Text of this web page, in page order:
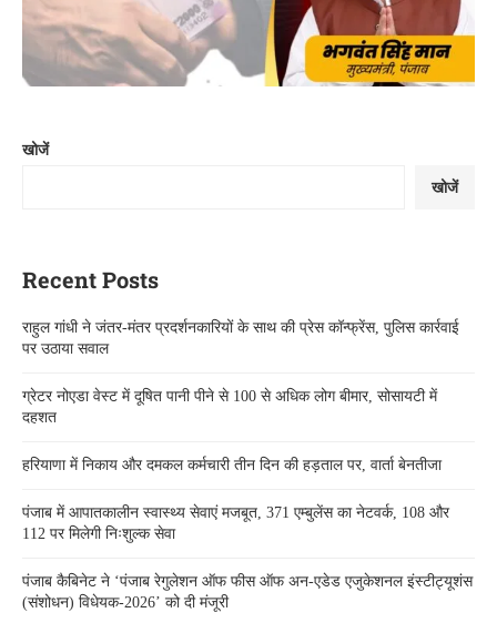
खोजें
खोजें
Recent Posts
राहुल गांधी ने जंतर-मंतर प्रदर्शनकारियों के साथ की प्रेस कॉन्फ्रेंस, पुलिस कार्रवाई
पर उठाया सवाल
ग्रेटर नोएडा वेस्ट में दूषित पानी पीने से 100 से अधिक लोग बीमार, सोसायटी में
दहशत
हरियाणा में निकाय और दमकल कर्मचारी तीन दिन की हड़ताल पर, वार्ता बेनतीजा
पंजाब में आपातकालीन स्वास्थ्य सेवाएं मजबूत, 371 एम्बुलेंस का नेटवर्क, 108 और
112 पर मिलेगी निःशुल्क सेवा
पंजाब कैबिनेट ने ‘पंजाब रेगुलेशन ऑफ फीस ऑफ अन-एडेड एजुकेशनल इंस्टीट्यूशंस
(संशोधन) विधेयक-2026’ को दी मंजूरी